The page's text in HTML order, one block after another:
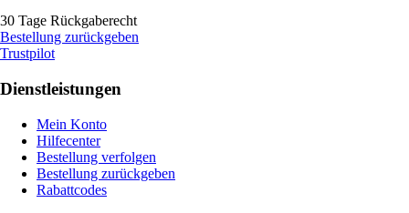
30 Tage Rückgaberecht
Bestellung zurückgeben
Trustpilot
Dienstleistungen
Mein Konto
Hilfecenter
Bestellung verfolgen
Bestellung zurückgeben
Rabattcodes